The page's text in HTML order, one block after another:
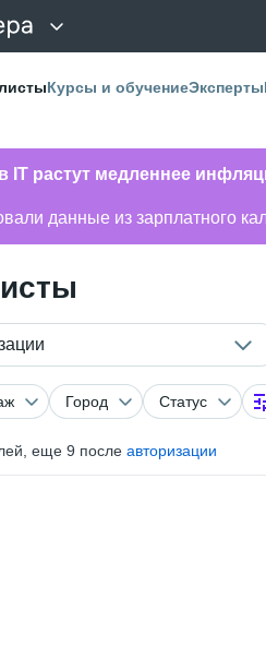
Курсы и обучениеЭксперты
IT растут медленнее
данные из зарплатного
Город Статус
еще 9 после авторизации